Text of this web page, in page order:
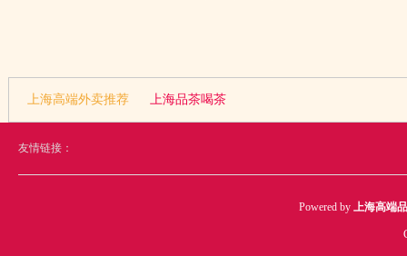
上海高端外卖推荐 上海品茶喝茶
友情链接：
Powered by 上海高端